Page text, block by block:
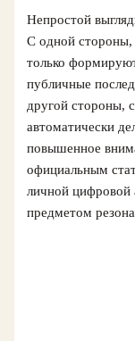
Непростой
С одной стороны,
только
публичные
другой стороны,
автоматически
повышенное
официальным
личной цифровой
предметом